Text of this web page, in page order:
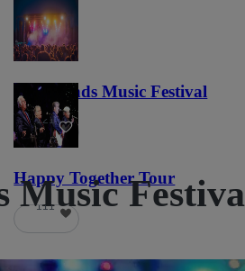
Lost Lands Music Festival
121
Happy Together Tour
111
Music